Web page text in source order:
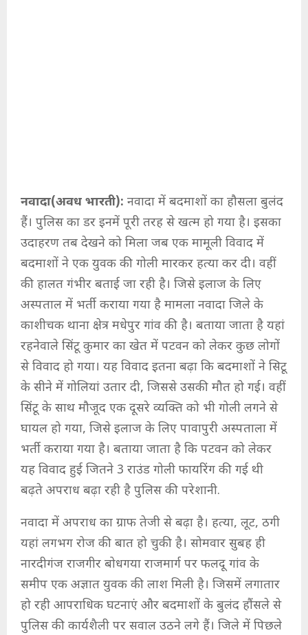
नवादा(अवध भारती): नवादा में बदमाशों का हौसला बुलंद
हैं। पुलिस का डर इनमें पूरी तरह से खत्म हो गया है। इसका
उदाहरण तब देखने को मिला जब एक मामूली विवाद में
बदमाशों ने एक युवक की गोली मारकर हत्या कर दी। वहीं
की हालत गंभीर बताई जा रही है। जिसे इलाज के लिए
अस्पताल में भर्ती कराया गया है मामला नवादा जिले के
काशीचक थाना क्षेत्र मधेपुर गांव की है। बताया जाता है यहां
रहनेवाले सिंटू कुमार का खेत में पटवन को लेकर कुछ लोगों
से विवाद हो गया। यह विवाद इतना बढ़ा कि बदमाशों ने सिटू
के सीने में गोलियां उतार दी, जिससे उसकी मौत हो गई। वहीं
सिंटू के साथ मौजूद एक दूसरे व्यक्ति को भी गोली लगने से
घायल हो गया, जिसे इलाज के लिए पावापुरी अस्पताला में
भर्ती कराया गया है। बताया जाता है कि पटवन को लेकर
यह विवाद हुई जितने 3 राउंड गोली फायरिंग की गई थी
बढ़ते अपराध बढ़ा रही है पुलिस की परेशानी.
नवादा में अपराध का ग्राफ तेजी से बढ़ा है। हत्या, लूट, ठगी
यहां लगभग रोज की बात हो चुकी है। सोमवार सुबह ही
नारदीगंज राजगीर बोधगया राजमार्ग पर फलदू गांव के
समीप एक अज्ञात युवक की लाश मिली है। जिसमें लगातार
हो रही आपराधिक घटनाएं और बदमाशों के बुलंद हौंसले से
पुलिस की कार्यशैली पर सवाल उठने लगे हैं। जिले में पिछले